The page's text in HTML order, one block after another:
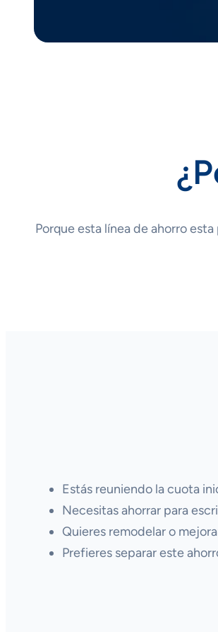
Porque esta línea de ahorro
Estás reuniendo la cuota
Necesitas ahorrar para
Quieres remodelar o
Prefieres separar este